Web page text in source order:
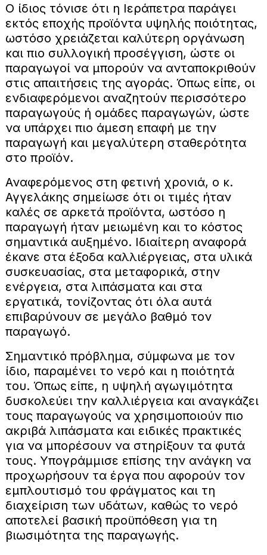
Ο ίδιος τόνισε ότι η Ιεράπετρα παράγει
εκτός εποχής προϊόντα υψηλής ποιότητας,
ωστόσο χρειάζεται καλύτερη οργάνωση
και πιο συλλογική προσέγγιση, ώστε οι
παραγωγοί να μπορούν να ανταποκριθούν
στις απαιτήσεις της αγοράς. Όπως είπε, οι
ενδιαφερόμενοι αναζητούν περισσότερο
παραγωγούς ή ομάδες παραγωγών, ώστε
να υπάρχει πιο άμεση επαφή με την
παραγωγή και μεγαλύτερη σταθερότητα
στο προϊόν.
Αναφερόμενος στη φετινή χρονιά, ο κ.
Αγγελάκης σημείωσε ότι οι τιμές ήταν
καλές σε αρκετά προϊόντα, ωστόσο η
παραγωγή ήταν μειωμένη και το κόστος
σημαντικά αυξημένο. Ιδιαίτερη αναφορά
έκανε στα έξοδα καλλιέργειας, στα υλικά
συσκευασίας, στα μεταφορικά, στην
ενέργεια, στα λιπάσματα και στα
εργατικά, τονίζοντας ότι όλα αυτά
επιβαρύνουν σε μεγάλο βαθμό τον
παραγωγό.
Σημαντικό πρόβλημα, σύμφωνα με τον
ίδιο, παραμένει το νερό και η ποιότητά
του. Όπως είπε, η υψηλή αγωγιμότητα
δυσκολεύει την καλλιέργεια και αναγκάζει
τους παραγωγούς να χρησιμοποιούν πιο
ακριβά λιπάσματα και ειδικές πρακτικές
για να μπορέσουν να στηρίξουν τα φυτά
τους. Υπογράμμισε επίσης την ανάγκη να
προχωρήσουν τα έργα που αφορούν τον
εμπλουτισμό του φράγματος και τη
διαχείριση των υδάτων, καθώς το νερό
αποτελεί βασική προϋπόθεση για τη
βιωσιμότητα της παραγωγής.